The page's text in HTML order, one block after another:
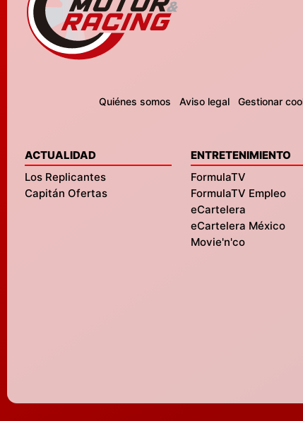
Quiénes somos Aviso legal Gestionar
ACTUALIDAD
Los Replicantes
Capitán Ofertas
ENTRETENIMIENTO
FormulaTV
FormulaTV Empleo
eCartelera
eCartelera México
Movie'n'co